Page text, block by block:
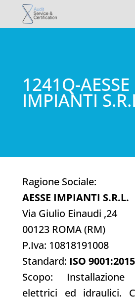
1241Q-AESSE
IMPIANTI
Ragione Sociale:
AESSE IMPIANTI S.R.L.
Via Giulio Einaudi ,24
00123 ROMA (RM)
P.Iva: 10818191008
Standard: ISO 9001:2015
Scopo:
elettrici ed idraulici.